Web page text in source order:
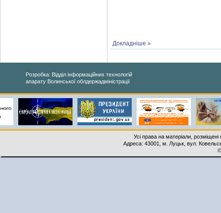
Докладніше »
Розробка: Відділ інформаційних технологій
апарату Волинської облдержадміністрації
Усі права на матеріали,
Адреса: 43001, м. Луцьк, вул.